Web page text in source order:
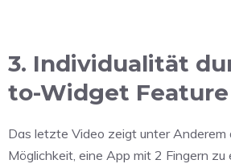
3. Individualität
to-Widget Feature
Das letzte Video zeigt unter Anderem
Möglichkeit, eine App mit 2 Fingern